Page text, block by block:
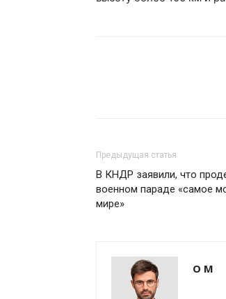
Предыдущая статья
В КНДР заявили, что
военном параде «самое
мире»
О М